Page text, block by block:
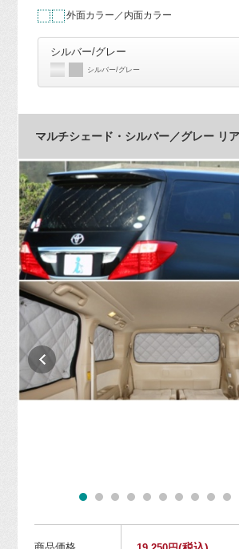
外面カラー／内面カラー
シルバー/グレー
シルバー/グレー
マルチシェード・シルバー／グレー リ